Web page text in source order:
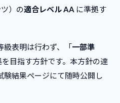
）の適合レベル AA に準拠す
級表明は行わず、「一部準
を目指す方針です。本方針の達
験結果ページにて随時公開し